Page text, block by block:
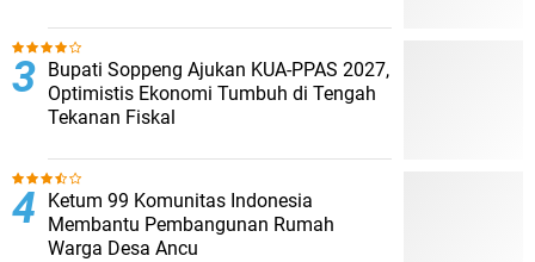
Bupati Soppeng Ajukan KUA-PPAS 2027,
Optimistis Ekonomi Tumbuh di Tengah
Tekanan Fiskal
Ketum 99 Komunitas Indonesia
Membantu Pembangunan Rumah
Warga Desa Ancu